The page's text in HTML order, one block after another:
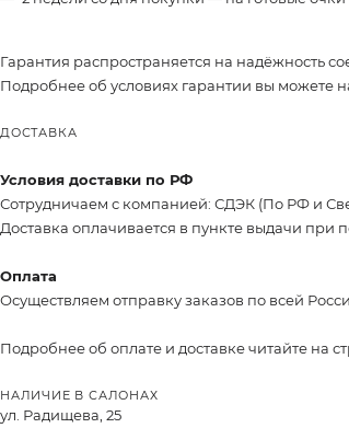
Гарантия распространяется на надёжность
Подробнее об условиях гарантии вы можете
ДОСТАВКА
Условия доставки по РФ
Сотрудничаем с компанией: СДЭК (По РФ и
Доставка оплачивается в пункте выдачи при
Оплата
Осуществляем отправку заказов по всей
Подробнее об оплате и доставке читайте на
НАЛИЧИЕ В САЛОНАХ
ул. Радищева, 25